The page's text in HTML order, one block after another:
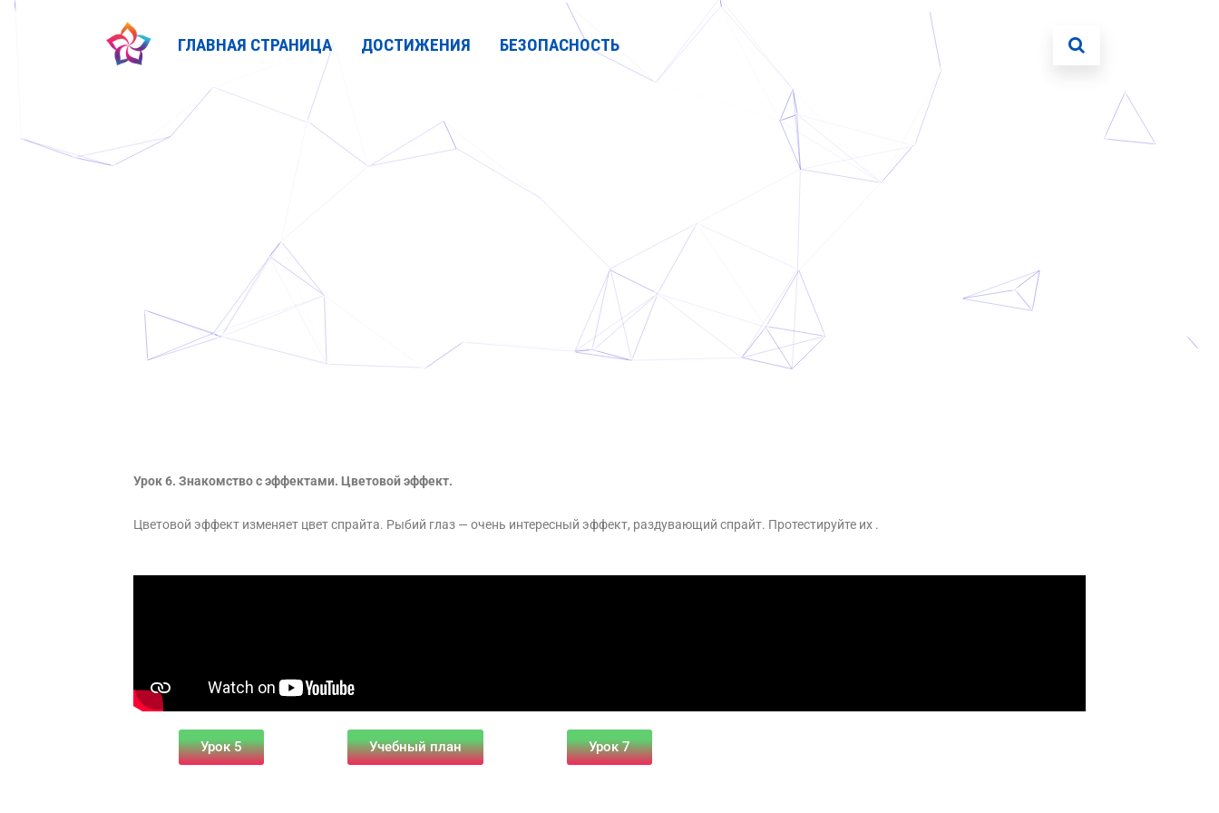
ГЛАВНАЯ СТРАНИЦА ДОСТИЖЕНИЯ БЕЗОПАСНОСТЬ
Урок 6. Знакомство с эффектами. Цветовой эффект.
Цветовой эффект изменяет цвет спрайта. Рыбий глаз — очень интересный эффект, раздувающий спрайт. Протестируйте их .
Урок 5 Учебный план Урок 7